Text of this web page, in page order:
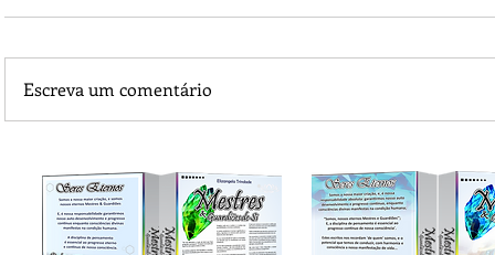
Escreva um comentário